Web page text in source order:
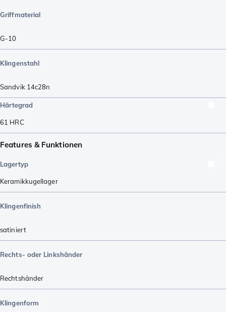
Griffmaterial
G-10
Klingenstahl
Sandvik 14c28n
Härtegrad
61 HRC
Features & Funktionen
Lagertyp
Keramikkugellager
Klingenfinish
satiniert
Rechts- oder Linkshänder
Rechtshänder
Klingenform